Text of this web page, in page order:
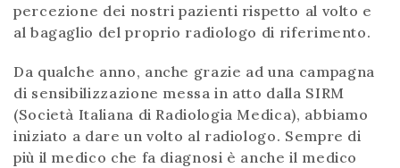
percezione dei nostri pazienti rispetto al volto e
al bagaglio del proprio radiologo di riferimento.
Da qualche anno, anche grazie ad una campagna
di sensibilizzazione messa in atto dalla SIRM
(Società Italiana di Radiologia Medica), abbiamo
iniziato a dare un volto al radiologo. Sempre di
più il medico che fa diagnosi è anche il medico